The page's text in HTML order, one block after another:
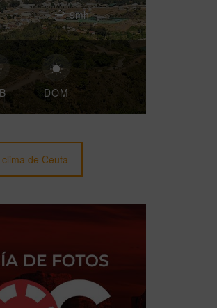
9mh
DOM
clima de Ceuta